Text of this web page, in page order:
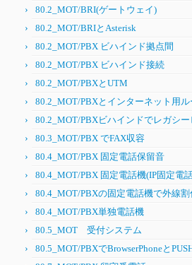
80.2_MOT/BRI(ゲートウェイ)
80.2_MOT/BRIとAsterisk
80.2_MOT/PBX ビハインド拠点間
80.2_MOT/PBX ビハインド接続
80.2_MOT/PBXとUTM
80.2_MOT/PBXとインターネット用ル
80.2_MOT/PBXビハインドでレガシ
80.3_MOT/PBX でFAX収容
80.4_MOT/PBX 固定電話保留音
80.4_MOT/PBX 固定電話機(IP固定電
80.4_MOT/PBXの固定電話機で外線
80.4_MOT/PBX単独電話機
80.5_MOT 受付システム
80.5_MOT/PBXでBrowserPhoneと